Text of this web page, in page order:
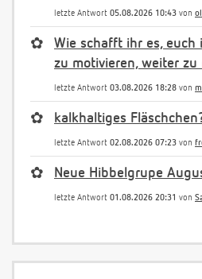
letzte Antwort 05.08.2026 10:43 von
✿
Wie schafft ihr es, euch
zu motivieren, weiter zu
letzte Antwort 03.08.2026 18:28 von
✿ kalkhaltiges
letzte Antwort 02.08.2026 07:23 von
✿ Neue Hibbelgrupe
letzte Antwort 01.08.2026 20:31 von